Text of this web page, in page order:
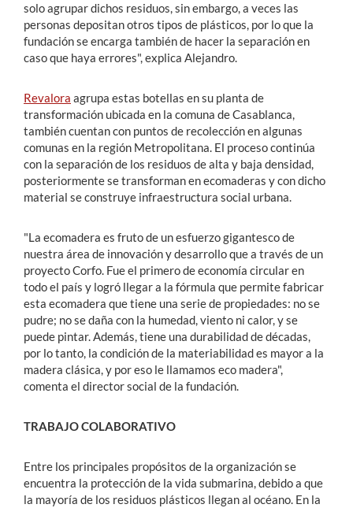
solo agrupar dichos residuos, sin embargo, a veces las
personas depositan otros tipos de plásticos, por lo que la
fundación se encarga también de hacer la separación en
caso que haya errores", explica Alejandro.
Revalora agrupa estas botellas en su planta de
transformación ubicada en la comuna de Casablanca,
también cuentan con puntos de recolección en algunas
comunas en la región Metropolitana. El proceso continúa
con la separación de los residuos de alta y baja densidad,
posteriormente se transforman en ecomaderas y con dicho
material se construye infraestructura social urbana.
"La ecomadera es fruto de un esfuerzo gigantesco de
nuestra área de innovación y desarrollo que a través de un
proyecto Corfo. Fue el primero de economía circular en
todo el país y logró llegar a la fórmula que permite fabricar
esta ecomadera que tiene una serie de propiedades: no se
pudre; no se daña con la humedad, viento ni calor, y se
puede pintar. Además, tiene una durabilidad de décadas,
por lo tanto, la condición de la materiabilidad es mayor a la
madera clásica, y por eso le llamamos eco madera",
comenta el director social de la fundación.
TRABAJO COLABORATIVO
Entre los principales propósitos de la organización se
encuentra la protección de la vida submarina, debido a que
la mayoría de los residuos plásticos llegan al océano. En la